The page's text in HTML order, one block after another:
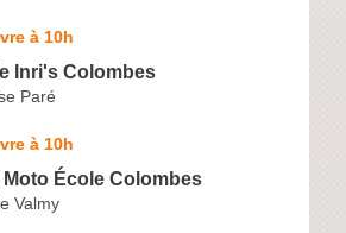
à 10h
Inri's Colombes
Paré
à 10h
École Colombes
Valmy